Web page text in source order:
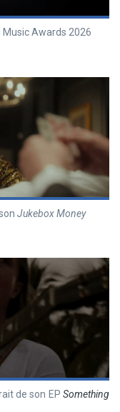
Music Awards 2026
Jukebox Money
de son EPSomething